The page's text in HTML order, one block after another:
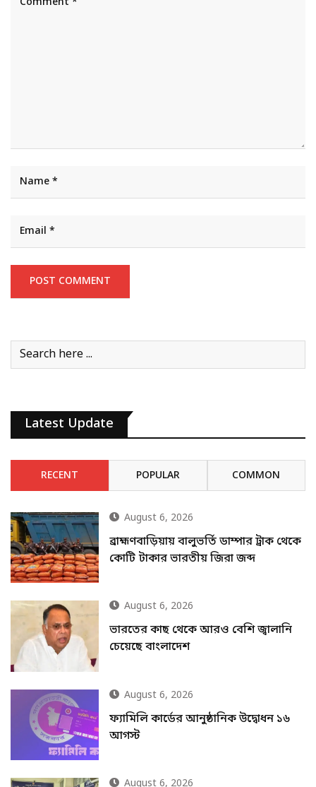
Latest Update
RECENT POPULAR COMMON
August 6, 2026
ব্রাহ্মণবাড়িয়ায় বালুভর্তি ডাম্পার ট্রাক থেকে
কোটি টাকার ভারতীয় জিরা জব্দ
August 6, 2026
ভারতের কাছ থেকে আরও বেশি জ্বালানি
চেয়েছে বাংলাদেশ
August 6, 2026
ফ্যামিলি কার্ডের আনুষ্ঠানিক উদ্বোধন ১৬
আগস্ট
August 6, 2026